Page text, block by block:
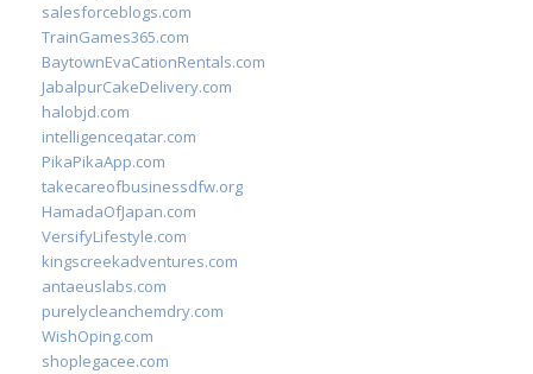
salesforceblogs.com
TrainGames365.com
BaytownEvaCationRentals.com
JabalpurCakeDelivery.com
halobjd.com
intelligenceqatar.com
PikaPikaApp.com
takecareofbusinessdfw.org
HamadaOfJapan.com
VersifyLifestyle.com
kingscreekadventures.com
antaeuslabs.com
purelycleanchemdry.com
WishOping.com
shoplegacee.com